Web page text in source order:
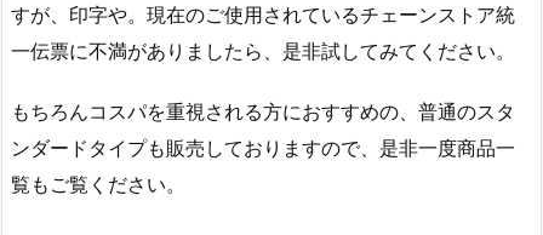
すが、印字や。現在のご使用されているチェーンストア統
一伝票に不満がありましたら、是非試してみてください。
もちろんコスパを重視される方におすすめの、普通のスタ
ンダードタイプも販売しておりますので、是非一度商品一
覧もご覧ください。